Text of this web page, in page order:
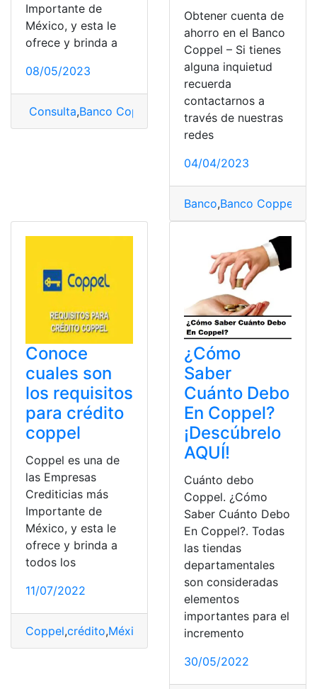
Importante de
México, y esta le
ofrece y brinda a
08/05/2023
Consulta,Banco Coppel Coppel Estado de Cuenta
Obtener cuenta de
ahorro en el Banco
Coppel – Si tienes
alguna inquietud
recuerda
contactarnos a
través de nuestras
redes
04/04/2023
Banco,Banco Coppel
Conoce
cuales son
los requisitos
para crédito
coppel
Coppel es una de
las Empresas
Crediticias más
Importante de
México, y esta le
ofrece y brinda a
todos los
11/07/2022
Coppel,crédito,México Requisitos,tarjeta,
¿Cómo
Saber
Cuánto Debo
En Coppel?
¡Descúbrelo
AQUÍ!
Cuánto debo
Coppel. ¿Cómo
Saber Cuánto Debo
En Coppel?. Todas
las tiendas
departamentales
son consideradas
elementos
importantes para el
incremento
30/05/2022